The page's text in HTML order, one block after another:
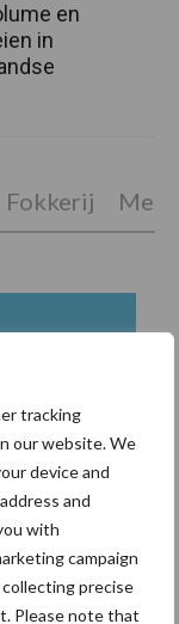
tracking
our website. We
device and
and
with
campaign
precise
Please note that
nieuws
en
in
Fokkerij